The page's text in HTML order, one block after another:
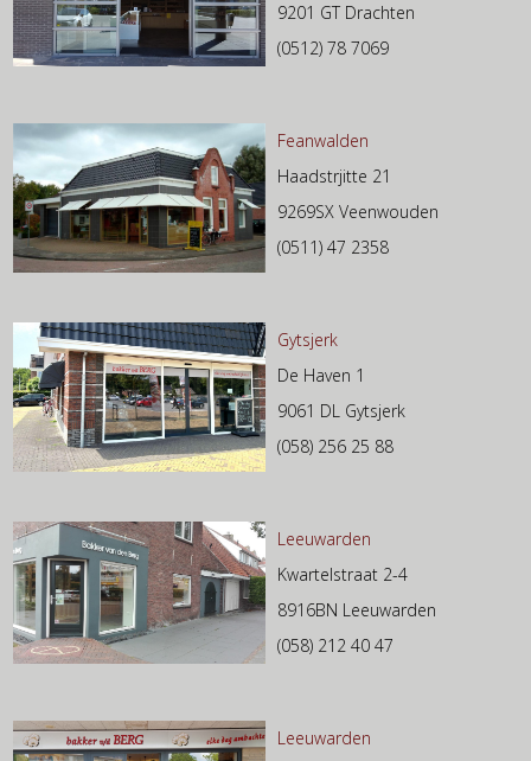
9201 GT Drachten
(0512) 78 7069
Feanwalden
Haadstrjitte 21
9269SX Veenwouden
(0511) 47 2358
Gytsjerk
De Haven 1
9061 DL Gytsjerk
(058) 256 25 88
Leeuwarden
Kwartelstraat 2-4
8916BN Leeuwarden
(058) 212 40 47
Leeuwarden